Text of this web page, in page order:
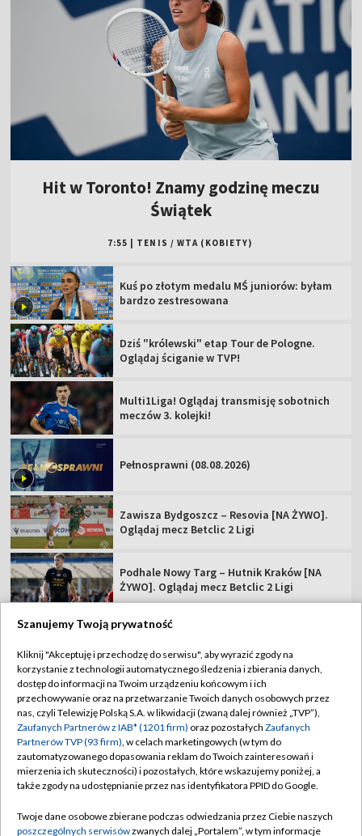
Hit w Toronto! Znamy godzinę meczu
Świątek
7:55 TENIS / WTA (KOBIETY)
Kuś po złotym medalu MŚ juniorów: byłam
bardzo zestresowana
Dziś "królewski" etap Tour de Pologne.
Oglądaj ściganie w TVP!
Multi1Liga! Oglądaj transmisję sobotnich
meczów 3. kolejki!
Pełnosprawni (08.08.2026)
Zawisza Bydgoszcz – Resovia [NA ŻYWO].
Oglądaj mecz Betclic 2 Ligi
Podhale Nowy Targ – Hutnik Kraków [NA
ŻYWO]. Oglądaj mecz Betclic 2 Ligi
TVP
Abonament TVP
Sklep TVP
Biuro Reklamy
Oferta Handlowa
Emisja w TVP
Regulamin TVP
Polityka prywatności
Moje zgody
Biuro reklamy
Szanujemy Twoją prywatność
Kliknij "Akceptuję i przechodzę do serwisu", aby wyrazić zgody na
korzystanie z technologii automatycznego śledzenia i zbierania danych,
dostęp do informacji na Twoim urządzeniu końcowym i ich
przechowywanie oraz na przetwarzanie Twoich danych osobowych przez
nas, czyli Telewizję Polską S.A. w likwidacji (zwaną dalej również „TVP”),
Zaufanych Partnerów z IAB* (1201 firm) oraz pozostałych Zaufanych
Partnerów TVP (93 firm), w celach marketingowych (w tym do
zautomatyzowanego dopasowania reklam do Twoich zainteresowań i
mierzenia ich skuteczności) i pozostałych, które wskazujemy poniżej, a
także zgody na udostępnianie przez nas identyfikatora PPID do Google.
Twoje dane osobowe zbierane podczas odwiedzania przez Ciebie naszych
poszczególnych serwisówzwanych dalej „Portalem”, w tym informacje